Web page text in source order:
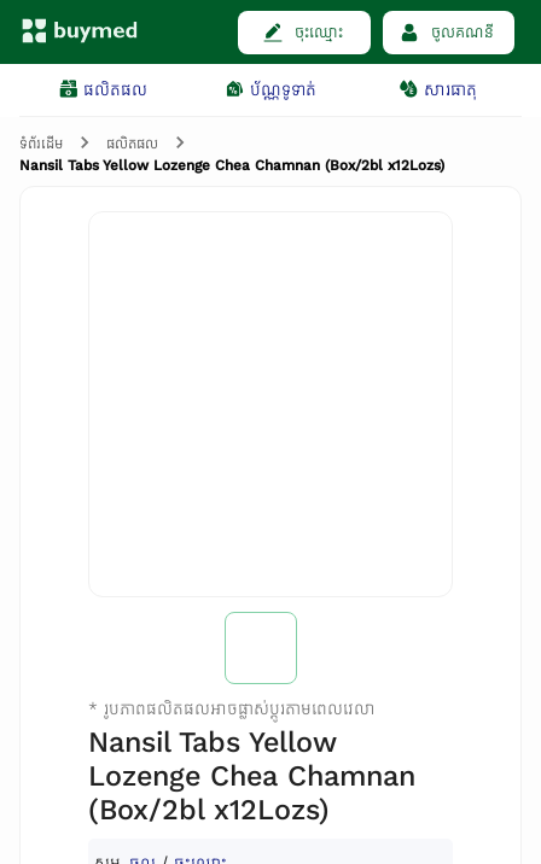
ចុះឈ្មោះ ចូលគណនី
ផលិតផល ប័ណ្ណទូទាត់ សារធាតុ
ទំព័រដើម
ផលិតផល
Nansil Tabs Yellow Lozenge Chea Chamnan (Box/2bl x12Lozs)
* រូបភាពផលិតផលអាចផ្លាស់ប្តូរតាមពេលវេលា
Nansil Tabs Yellow
Lozenge Chea Chamnan
(Box/2bl x12Lozs)